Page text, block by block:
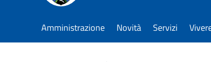
Amministrazione Novità Servizi